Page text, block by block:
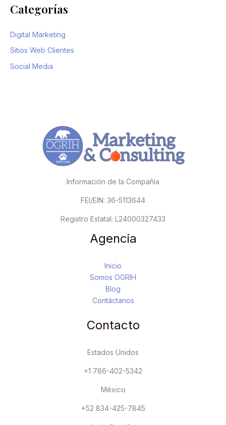
Categorías
Digital Marketing
Sitios Web Clientes
Social Media
Información de la Compañía
FEI/EIN: 36-5113644
Registro Estatal: L24000327433
Agencia
Inicio
Somos OGRIH
Blog
Contáctanos
Contacto
Estados Unidos
+1 786-402-5342
México
+52 834-425-7845